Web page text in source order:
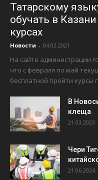
Татарскому
обучать в
курсах
Новости - 04.02.2021
На сайте администрации
что с февраля по май
бесплатной пройти курсы
В
клеща
21.03.2023
Чери
21.06.2024